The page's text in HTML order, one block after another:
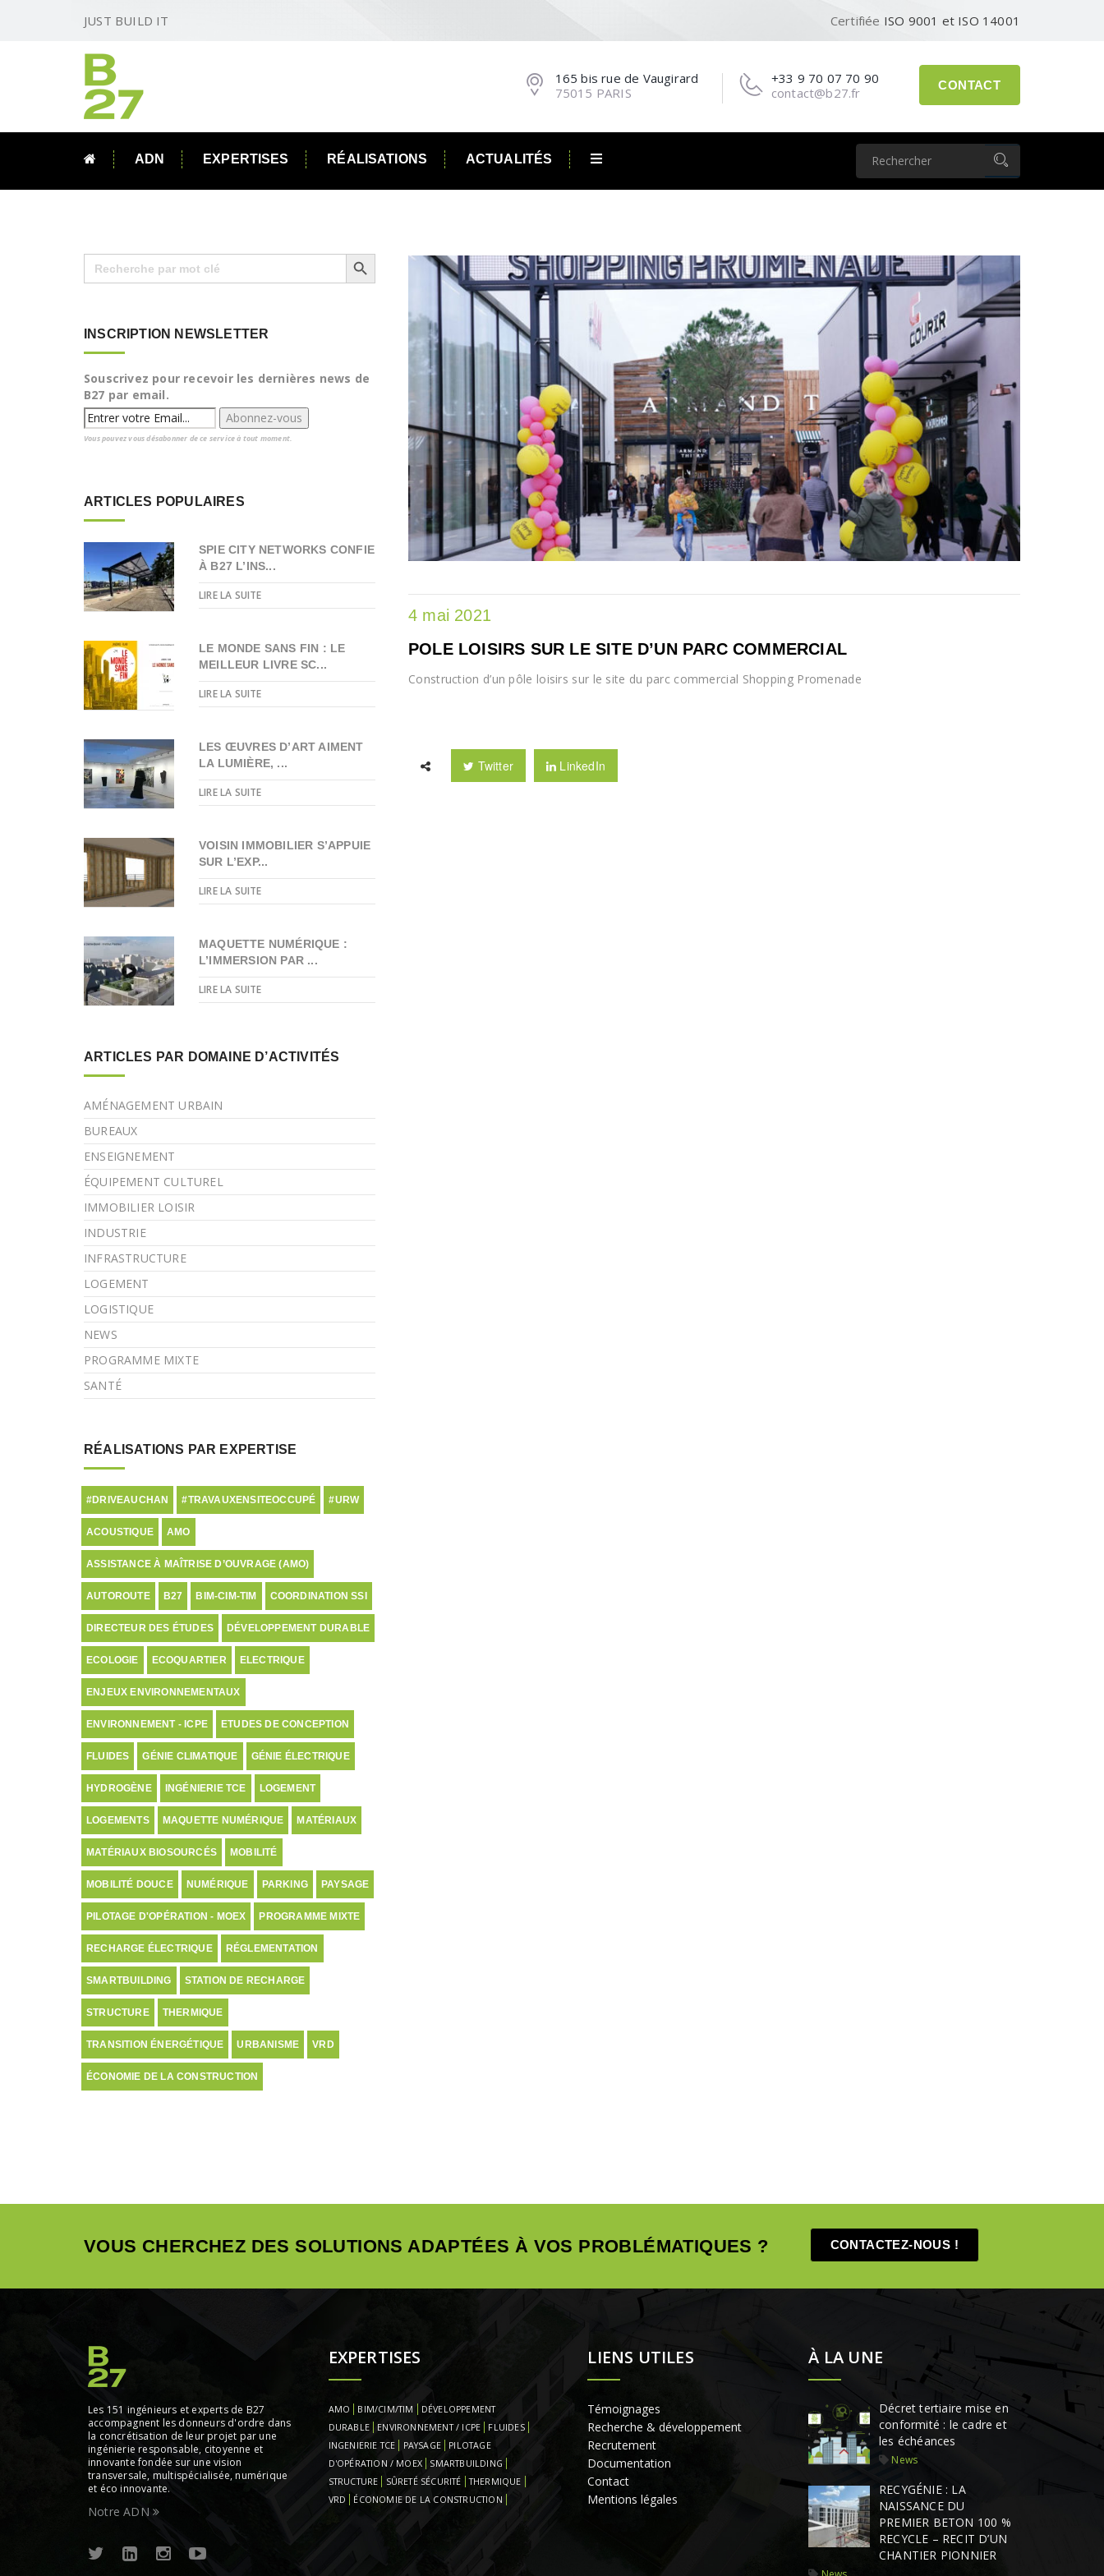
JUST BUILD IT Certifiée ISO 9001 et ISO 14001
CONTACT
+33 9 70 07 70 90
contact@b27.fr
165 bis rue de Vaugirard
75015 PARIS
ADN EXPERTISES RÉALISATIONS ACTUALITÉS
4 mai 2021
POLE LOISIRS SUR LE SITE D’UN PARC COMMERCIAL
Construction d’un pôle loisirs sur le site du parc commercial Shopping Promenade
Twitter LinkedIn
Search
for:
Search Button
INSCRIPTION NEWSLETTER
Souscrivez pour recevoir les dernières news de
B27 par email.
Vous pouvez vous désabonner de ce service à tout moment.
ARTICLES POPULAIRES
SPIE CITY NETWORKS CONFIE
À B27 L’INS...
LIRE LA SUITE
LE MONDE SANS FIN : LE
MEILLEUR LIVRE SC...
LIRE LA SUITE
LES ŒUVRES D’ART AIMENT
LA LUMIÈRE, ...
LIRE LA SUITE
VOISIN IMMOBILIER S’APPUIE
SUR L’EXP...
LIRE LA SUITE
MAQUETTE NUMÉRIQUE :
L’IMMERSION PAR ...
LIRE LA SUITE
ARTICLES PAR DOMAINE D’ACTIVITÉS
AMÉNAGEMENT URBAIN
BUREAUX
ENSEIGNEMENT
ÉQUIPEMENT CULTUREL
IMMOBILIER LOISIR
INDUSTRIE
INFRASTRUCTURE
LOGEMENT
LOGISTIQUE
NEWS
PROGRAMME MIXTE
SANTÉ
RÉALISATIONS PAR EXPERTISE
#DRIVEAUCHAN #TRAVAUXENSITEOCCUPÉ #URW
ACOUSTIQUE AMO
ASSISTANCE À MAÎTRISE D’OUVRAGE (AMO)
AUTOROUTE B27 BIM-CIM-TIM COORDINATION SSI
DIRECTEUR DES ÉTUDES DÉVELOPPEMENT DURABLE
ECOLOGIE ECOQUARTIER ELECTRIQUE
ENJEUX ENVIRONNEMENTAUX
ENVIRONNEMENT - ICPE ETUDES DE CONCEPTION
FLUIDES GÉNIE CLIMATIQUE GÉNIE ÉLECTRIQUE
HYDROGÈNE INGÉNIERIE TCE LOGEMENT
LOGEMENTS MAQUETTE NUMÉRIQUE MATÉRIAUX
MATÉRIAUX BIOSOURCÉS MOBILITÉ
MOBILITÉ DOUCE NUMÉRIQUE PARKING PAYSAGE
PILOTAGE D'OPÉRATION - MOEX PROGRAMME MIXTE
RECHARGE ÉLECTRIQUE RÉGLEMENTATION
SMARTBUILDING STATION DE RECHARGE
STRUCTURE THERMIQUE
TRANSITION ÉNERGÉTIQUE URBANISME VRD
ÉCONOMIE DE LA CONSTRUCTION
VOUS CHERCHEZ DES SOLUTIONS ADAPTÉES À VOS PROBLÉMATIQUES ? CONTACTEZ-NOUS !
Les 151 ingénieurs et experts de B27
accompagnent les donneurs d'ordre dans
la concrétisation de leur projet par une
ingénierie responsable, citoyenne et
innovante fondée sur une vision
transversale, multispécialisée, numérique
et éco innovante.
Notre ADN
EXPERTISES
AMO BIM/CIM/TIM
DÉVELOPPEMENT
DURABLE
ENVIRONNEMENT / ICPE
FLUIDES
INGENIERIE TCE
PAYSAGE
PILOTAGE
D'OPÉRATION / MOEX
SMARTBUILDING
STRUCTURE
SÛRETÉ SÉCURITÉ
THERMIQUE
VRD
ÉCONOMIE DE LA CONSTRUCTION
LIENS UTILES
Témoignages
Recherche & développement
Recrutement
Documentation
Contact
Mentions légales
À LA UNE
Décret tertiaire mise en
conformité : le cadre et
les échéances
News
RECYGÉNIE : LA
NAISSANCE DU
PREMIER BETON 100 %
RECYCLE – RECIT D’UN
CHANTIER PIONNIER